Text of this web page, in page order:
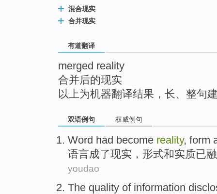
混合现实
合并现实
有道翻译
merged reality
合并后的现实
以上为机器翻译结果，长、整句
双语例句 权威例句
Word had become reality, form
语言成了现实 ， 形式和实质已
youdao
The quality of information